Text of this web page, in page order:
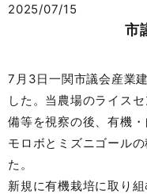
2025/07/15
市
7月3日一関市議会産業
した。当農場のライス
備等を視察の後、有機
モロボとミズニゴール
た。
新規に有機栽培に取り